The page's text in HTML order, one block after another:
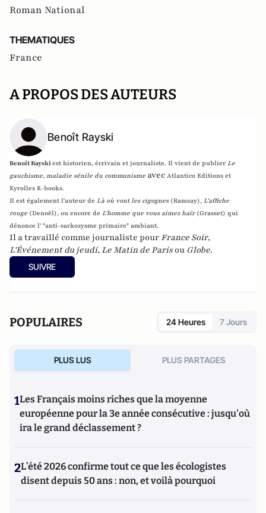
Roman National
THEMATIQUES
France
A PROPOS DES AUTEURS
Benoît Rayski
Benoît Rayskiest historien, écrivain et journaliste. Il vient de publier Le
gauchisme, maladie sénile du communisme avec Atlantico Editions et
Eyrolles E-books.
Il est également l'auteur de Là où vont les cigognes (Ramsay), L'affiche
rouge (Denoël), ou encore de L'homme que vous aimez haïr (Grasset) qui
dénonce l' "anti-sarkozysme primaire" ambiant.
Il a travaillé comme journaliste pour France Soir,
L'Événement du jeudi, Le Matin de Parisou Globe.
SUIVRE
POPULAIRES 24 Heures 7 Jours
PLUS LUS PLUS PARTAGES
1Les Français moins riches que la moyenne
européenne pour la 3e année consécutive : jusqu'où
ira le grand déclassement ?
2L’été 2026 confirme tout ce que les écologistes
disent depuis 50 ans : non, et voilà pourquoi